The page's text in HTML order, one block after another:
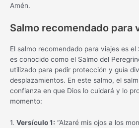
Amén.
Salmo recomendado para
El salmo recomendado para viajes es el
es conocido como el Salmo del
utilizado para pedir protección y guía
desplazamientos. En este salmo, el
confianza en que Dios lo cuidará y lo
momento:
1. Versículo 1: “Alzaré mis ojos a los